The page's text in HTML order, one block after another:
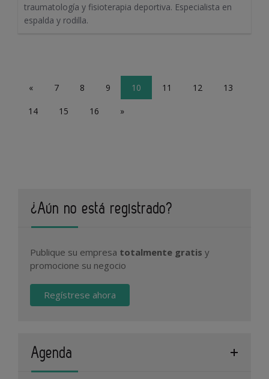
traumatología y fisioterapia deportiva. Especialista en
espalda y rodilla.
« 7 8 9 10 11 12 13
14 15 16 »
¿Aún no está registrado?
Publique su empresa totalmente gratis y
promocione su negocio
Regístrese ahora
Agenda